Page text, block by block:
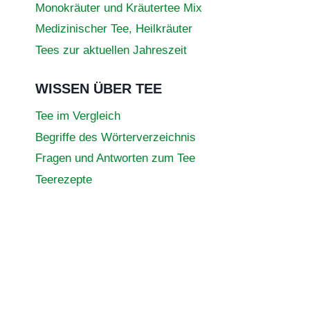
Monokräuter und Kräutertee Mix
Medizinischer Tee, Heilkräuter
Tees zur aktuellen Jahreszeit
WISSEN ÜBER TEE
Tee im Vergleich
Begriffe des Wörterverzeichnis
Fragen und Antworten zum Tee
Teerezepte